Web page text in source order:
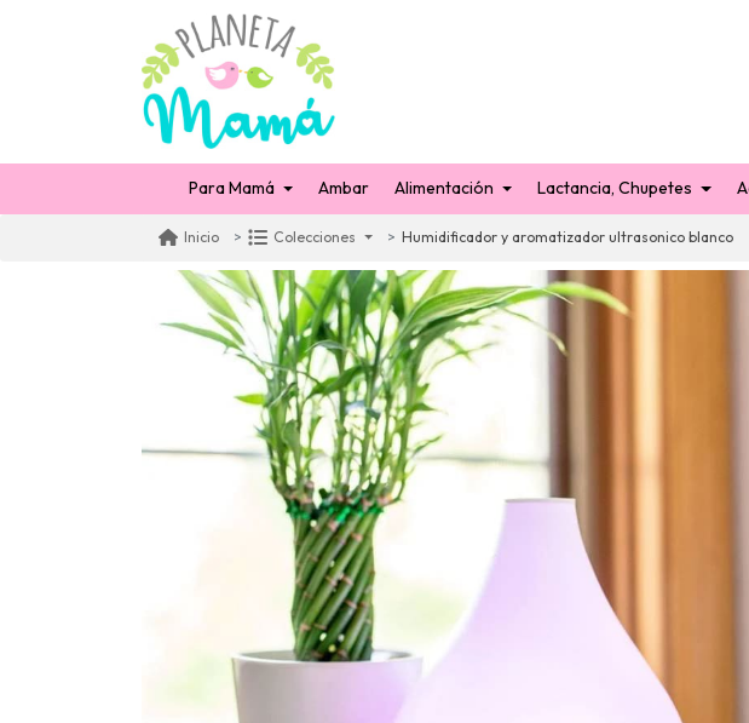
Para Mamá Ambar Alimentación Lactancia, Chupetes
Inicio Colecciones Humidificador y aromatizador ultrasonico blanco